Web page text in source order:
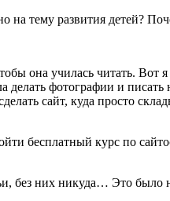
тему развития детей?
она училась читать. Вот
фотографии и писать
сайт, куда просто
бесплатный курс по
без них никуда… Это